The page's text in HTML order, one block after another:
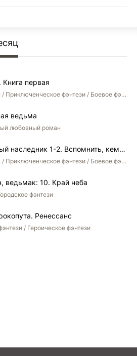
Книга первая
Попаданцы / Приключенческое фэнтези / Боевое фэнтези
ведьма
любовный роман
Незаконный наследник 1-2. Вспомнить, кем был. Стать собой. Остаться собой
Попаданцы / Приключенческое фэнтези / Боевое фэнтези / Юмористическое фэнтези
ведьмак: 10. Край неба
фэнтези
Ренессанс
/ Героическое фэнтези